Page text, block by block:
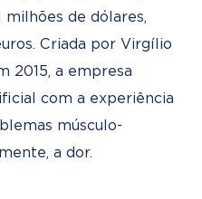
de dólares,
Criada por Virgílio
2015, a empresa
com a experiência
músculo-
a dor.